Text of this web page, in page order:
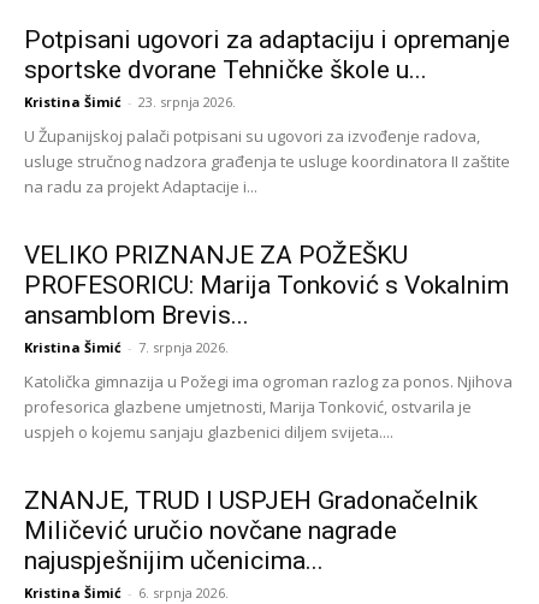
Potpisani ugovori za adaptaciju i opremanje
sportske dvorane Tehničke škole u...
Kristina Šimić - 23. srpnja 2026.
U Županijskoj palači potpisani su ugovori za izvođenje radova,
usluge stručnog nadzora građenja te usluge koordinatora II zaštite
na radu za projekt Adaptacije i...
VELIKO PRIZNANJE ZA POŽEŠKU
PROFESORICU: Marija Tonković s Vokalnim
ansamblom Brevis...
Kristina Šimić - 7. srpnja 2026.
Katolička gimnazija u Požegi ima ogroman razlog za ponos. Njihova
profesorica glazbene umjetnosti, Marija Tonković, ostvarila je
uspjeh o kojemu sanjaju glazbenici diljem svijeta....
ZNANJE, TRUD I USPJEH Gradonačelnik
Miličević uručio novčane nagrade
najuspješnijim učenicima...
Kristina Šimić - 6. srpnja 2026.